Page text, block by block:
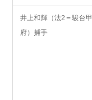
井上和輝（法2＝駿台甲
府）捕手